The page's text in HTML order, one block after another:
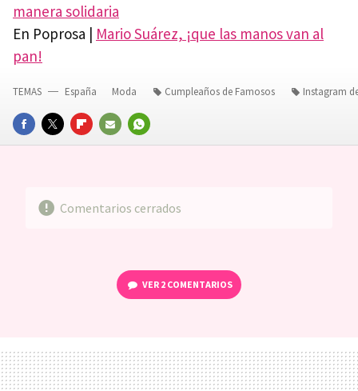
manera solidaria
En Poprosa | Mario Suárez, ¡que las manos van al
pan!
FACEBOOKTWITTERFLIPBOARD
E-
WHATSAPP
TEMAS España Moda Cumpleaños de Famosos Instagram
Comentarios cerrados
VER 2 COMENTARIOS